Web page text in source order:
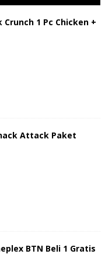
Crunch 1 Pc Chicken +
Attack Paket
BTN Beli 1 Gratis